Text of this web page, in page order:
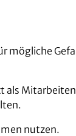
mögliche
nutzen.